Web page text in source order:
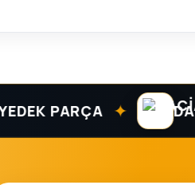
PARÇA ✦ DACIA